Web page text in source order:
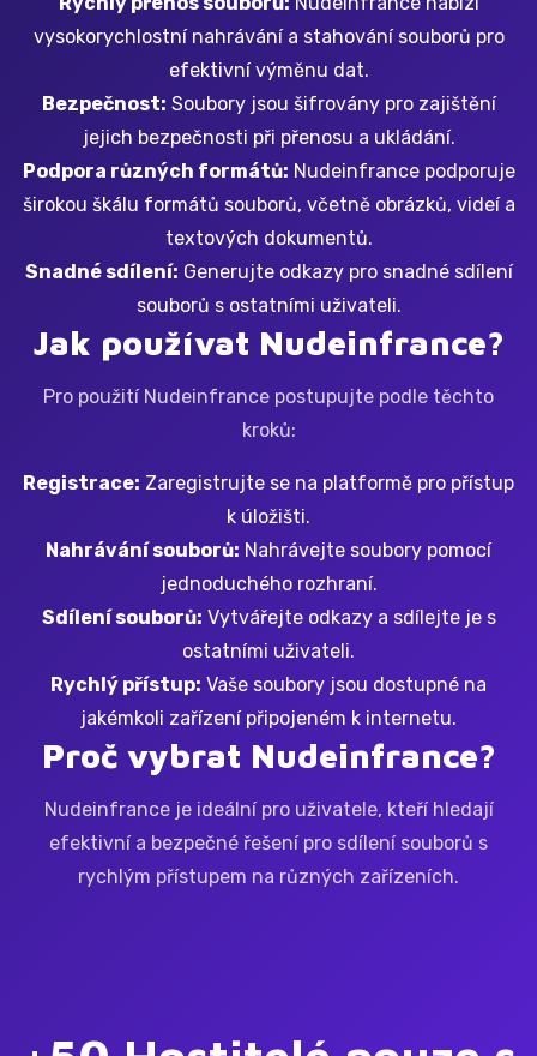
vysokorychlostní nahrávání a stahování souborů pro
efektivní výměnu dat.
Bezpečnost: Soubory jsou šifrovány pro zajištění
jejich bezpečnosti při přenosu a ukládání.
Podpora různých formátů: Nudeinfrance podporuje
širokou škálu formátů souborů, včetně obrázků, videí a
textových dokumentů.
Snadné sdílení: Generujte odkazy pro snadné sdílení
souborů s ostatními uživateli.
Jak používat Nudeinfrance?
Pro použití Nudeinfrance postupujte podle těchto
kroků:
Registrace: Zaregistrujte se na platformě pro přístup
k úložišti.
Nahrávání souborů: Nahrávejte soubory pomocí
jednoduchého rozhraní.
Sdílení souborů: Vytvářejte odkazy a sdílejte je s
ostatními uživateli.
Rychlý přístup: Vaše soubory jsou dostupné na
jakémkoli zařízení připojeném k internetu.
Proč vybrat Nudeinfrance?
Nudeinfrance je ideální pro uživatele, kteří hledají
efektivní a bezpečné řešení pro sdílení souborů s
rychlým přístupem na různých zařízeních.